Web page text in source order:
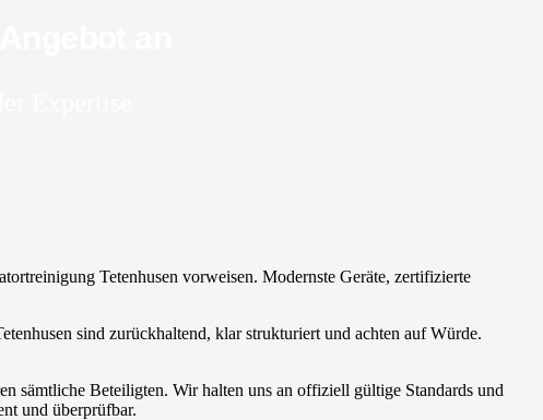
Tetenhusen vorweisen. Modernste Geräte, zertifizierte
sind zurückhaltend, klar strukturiert und achten auf Würde.
sämtliche Beteiligten. Wir halten uns an offiziell gültige Standards und
und überprüfbar.